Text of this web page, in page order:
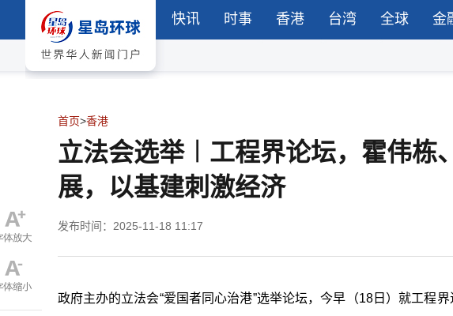
快讯 时事 香港 台湾 全球 金
首页>香港
立法会选举︱工程界论坛，霍伟栋
展，以基建刺激经济
发布时间：2025-11-18 11:17
政府主办的立法会“爱国者同心治港”选举论坛，今早（18日）就工程